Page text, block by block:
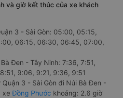
và giờ kết thúc của xe khách
3 - Sài Gòn: 05:00, 05:15,
06:15, 06:30, 06:45, 07:00,
Đen - Tây Ninh: 7:36, 7:51,
9:06, 9:21, 9:36, 9:51
3 - Sài Gòn đi Núi Bà Đen -
xeĐồng Phước khoảng: 2.6 giờ